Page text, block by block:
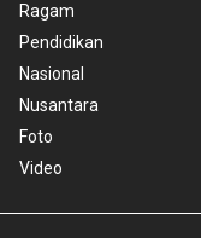
Ragam
Pendidikan
Nasional
Nusantara
Foto
Video